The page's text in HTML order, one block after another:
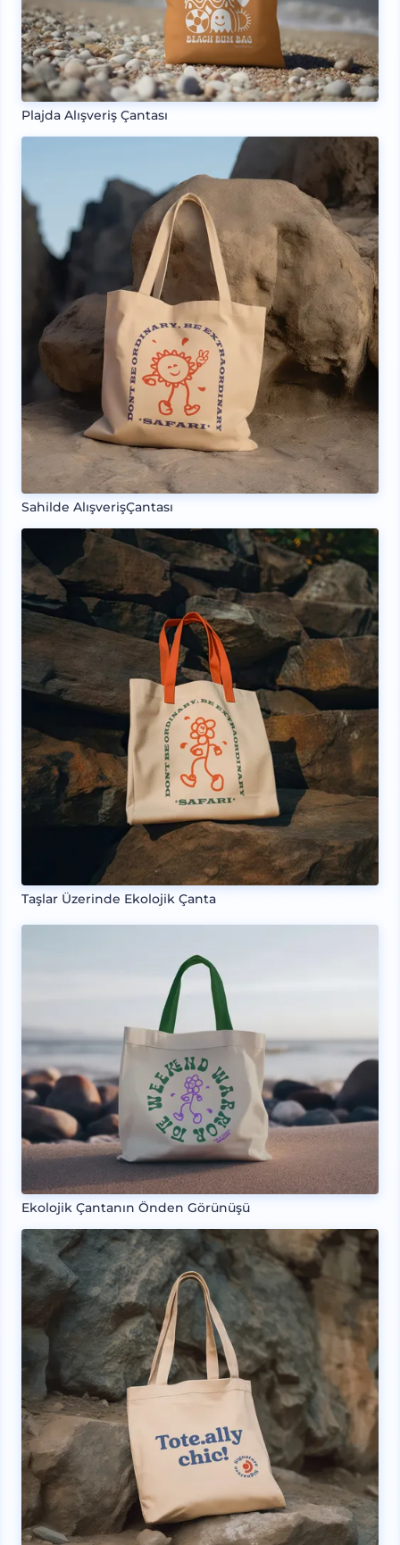
Plajda Alışveriş Çantası
Sahilde AlışverişÇantası
Taşlar Üzerinde Ekolojik Çanta
Ekolojik Çantanın Önden Görünüşü